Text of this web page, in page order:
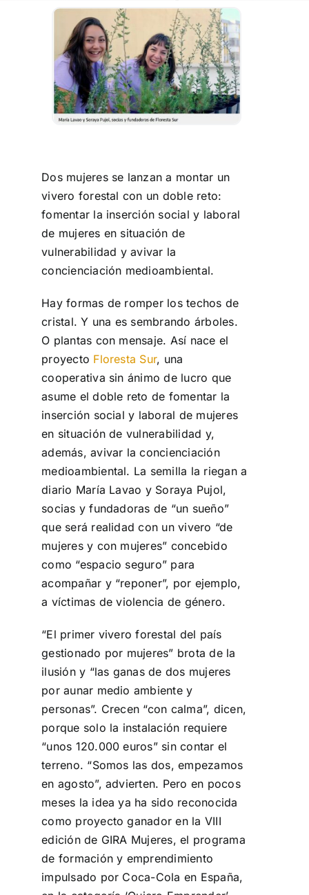
Financiación
Ellas transforman
Dos mujeres se lanzan a montar un
vivero forestal con un doble reto:
fomentar la inserción social y laboral
de mujeres en situación de
vulnerabilidad y avivar la
concienciación medioambiental.
Hay formas de romper los techos de
cristal. Y una es sembrando árboles.
O plantas con mensaje. Así nace el
proyecto Floresta Sur, una
cooperativa sin ánimo de lucro que
asume el doble reto de fomentar la
inserción social y laboral de mujeres
en situación de vulnerabilidad y,
además, avivar la concienciación
medioambiental. La semilla la riegan a
diario María Lavao y Soraya Pujol,
socias y fundadoras de “un sueño”
que será realidad con un vivero “de
mujeres y con mujeres” concebido
como “espacio seguro” para
acompañar y “reponer”, por ejemplo,
a víctimas de violencia de género.
“El primer vivero forestal del país
gestionado por mujeres” brota de la
ilusión y “las ganas de dos mujeres
por aunar medio ambiente y
personas”. Crecen “con calma”, dicen,
porque solo la instalación requiere
“unos 120.000 euros” sin contar el
terreno. “Somos las dos, empezamos
en agosto”, advierten. Pero en pocos
meses la idea ya ha sido reconocida
como proyecto ganador en la VIII
edición de GIRA Mujeres, el programa
de formación y emprendimiento
impulsado por Coca-Cola en España,